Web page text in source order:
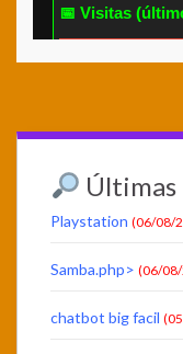
Últimas
Playstation (06/08/
Samba.php> (06/08/
chatbot big facil